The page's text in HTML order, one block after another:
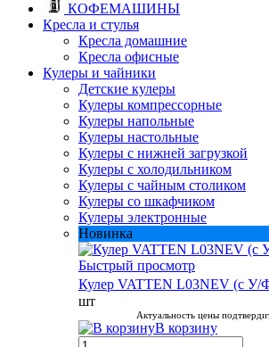
КОФЕМАШИНЫ
Кресла и стулья
Кресла домашние
Кресла офисные
Кулеры и чайники
Детские кулеры
Кулеры компрессорные
Кулеры напольные
Кулеры настольные
Кулеры с нижней загрузкой
Кулеры с холодильником
Кулеры с чайным столиком
Кулеры со шкафчиком
Кулеры электронные
Новинка
Быстрый просмотр
Кулер VATTEN L03NEV (с У/
шт
Актуальность цены
В корзину